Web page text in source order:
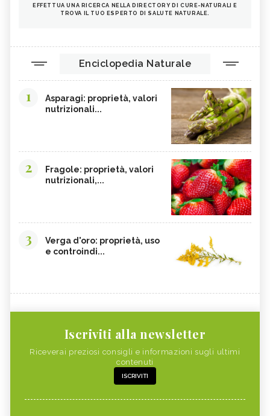
EFFETTUA UNA RICERCA NELLA DIRECTORY DI CURE-NATURALI E
TROVA IL TUO ESPERTO DI SALUTE NATURALE.
Enciclopedia Naturale
1
Asparagi: proprietà, valori
nutrizionali...
2
Fragole: proprietà, valori
nutrizionali,...
3
Verga d'oro: proprietà, uso
e controindi...
Iscriviti alla newsletter
Riceverai preziosi consigli e informazioni sugli ultimi
contenuti
ISCRIVITI